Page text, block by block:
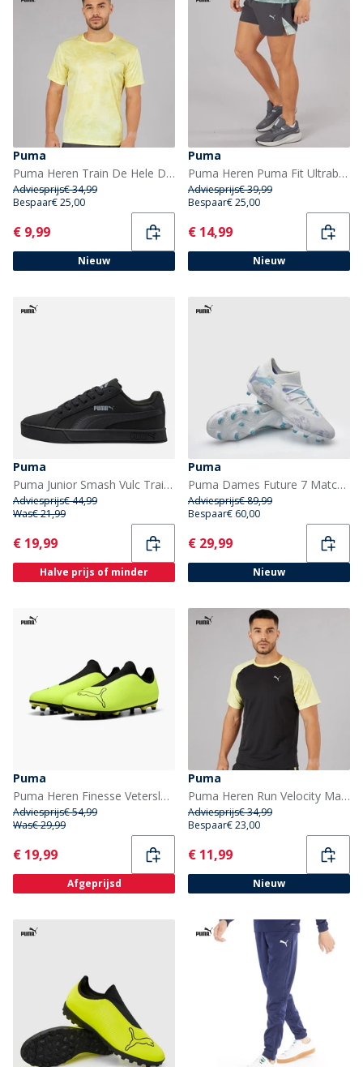
Puma
Puma Heren Train De Hele Dag Marmer Print Training Top Gold Moon
Adviesprijs€ 34,99
Bespaar€ 25,00
Current
€ 9,99
Nieuw
Puma
Puma Heren Puma Fit Ultrabreathe Stretch 5 Inch Marble Trainingsbroek Grijs/Blauw
Adviesprijs€ 39,99
Bespaar€ 25,00
Current
€ 14,99
Nieuw
Puma
Puma Junior Smash Vulc Trainers Zwart/Grijs
Adviesprijs€ 44,99
Was€ 21,99
Current
€ 19,99
Halve prijs of minder
Puma
Puma Dames Future 7 Match Brilliance FG/AG Firm/Artificial Ground Voetbalschoenen Puma White
Adviesprijs€ 89,99
Bespaar€ 60,00
Current
€ 29,99
Nieuw
Puma
Puma Heren Finesse Vetersloze FG Vaste Grond Voetbalschoenen Yellow Alert
Adviesprijs€ 54,99
Was€ 29,99
Current
€ 19,99
Afgeprijsd
Puma
Puma Heren Run Velocity Marmer Running Top Zwart/Geel
Adviesprijs€ 34,99
Bespaar€ 23,00
Current
€ 11,99
Nieuw